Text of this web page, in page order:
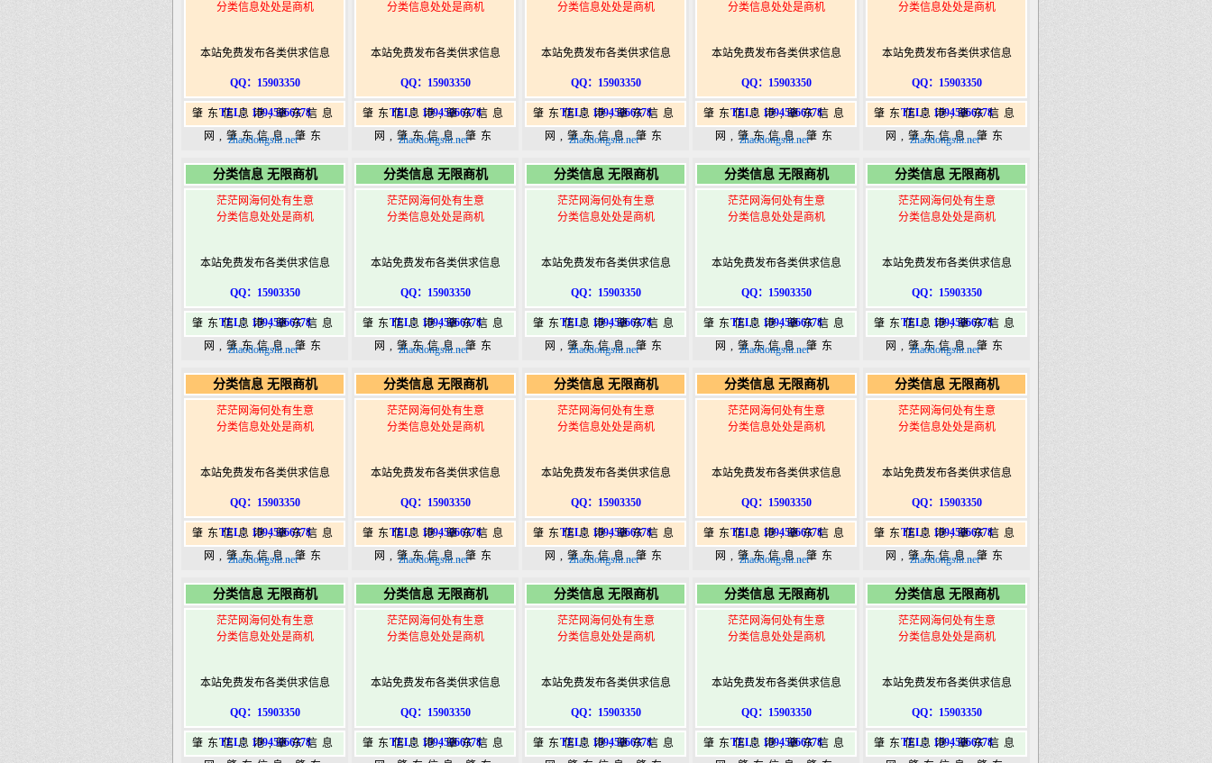
分类信息处处是商机
本站免费发布各类供求信息
QQ：15903350
TEL：15945066378
肇东信息港,肇东信息
网,肇东信息,肇东
港|www.zhaodongshi.com
zhaodongshi.net
分类信息处处是商机
本站免费发布各类供求信息
QQ：15903350
TEL：15945066378
肇东信息港,肇东信息
网,肇东信息,肇东
港|www.zhaodongshi.com
zhaodongshi.net
分类信息处处是商机
本站免费发布各类供求信息
QQ：15903350
TEL：15945066378
肇东信息港,肇东信息
网,肇东信息,肇东
港|www.zhaodongshi.com
zhaodongshi.net
分类信息处处是商机
本站免费发布各类供求信息
QQ：15903350
TEL：15945066378
肇东信息港,肇东信息
网,肇东信息,肇东
港|www.zhaodongshi.com
zhaodongshi.net
分类信息处处是商机
本站免费发布各类供求信息
QQ：15903350
TEL：15945066378
肇东信息港,肇东信息
网,肇东信息,肇东
港|www.zhaodongshi.com
zhaodongshi.net
分类信息 无限商机
茫茫网海何处有生意
分类信息处处是商机
本站免费发布各类供求信息
QQ：15903350
TEL：15945066378
肇东信息港,肇东信息
网,肇东信息,肇东
港|www.zhaodongshi.com
zhaodongshi.net
分类信息 无限商机
茫茫网海何处有生意
分类信息处处是商机
本站免费发布各类供求信息
QQ：15903350
TEL：15945066378
肇东信息港,肇东信息
网,肇东信息,肇东
港|www.zhaodongshi.com
zhaodongshi.net
分类信息 无限商机
茫茫网海何处有生意
分类信息处处是商机
本站免费发布各类供求信息
QQ：15903350
TEL：15945066378
肇东信息港,肇东信息
网,肇东信息,肇东
港|www.zhaodongshi.com
zhaodongshi.net
分类信息 无限商机
茫茫网海何处有生意
分类信息处处是商机
本站免费发布各类供求信息
QQ：15903350
TEL：15945066378
肇东信息港,肇东信息
网,肇东信息,肇东
港|www.zhaodongshi.com
zhaodongshi.net
分类信息 无限商机
茫茫网海何处有生意
分类信息处处是商机
本站免费发布各类供求信息
QQ：15903350
TEL：15945066378
肇东信息港,肇东信息
网,肇东信息,肇东
港|www.zhaodongshi.com
zhaodongshi.net
分类信息 无限商机
茫茫网海何处有生意
分类信息处处是商机
本站免费发布各类供求信息
QQ：15903350
TEL：15945066378
肇东信息港,肇东信息
网,肇东信息,肇东
港|www.zhaodongshi.com
zhaodongshi.net
分类信息 无限商机
茫茫网海何处有生意
分类信息处处是商机
本站免费发布各类供求信息
QQ：15903350
TEL：15945066378
肇东信息港,肇东信息
网,肇东信息,肇东
港|www.zhaodongshi.com
zhaodongshi.net
分类信息 无限商机
茫茫网海何处有生意
分类信息处处是商机
本站免费发布各类供求信息
QQ：15903350
TEL：15945066378
肇东信息港,肇东信息
网,肇东信息,肇东
港|www.zhaodongshi.com
zhaodongshi.net
分类信息 无限商机
茫茫网海何处有生意
分类信息处处是商机
本站免费发布各类供求信息
QQ：15903350
TEL：15945066378
肇东信息港,肇东信息
网,肇东信息,肇东
港|www.zhaodongshi.com
zhaodongshi.net
分类信息 无限商机
茫茫网海何处有生意
分类信息处处是商机
本站免费发布各类供求信息
QQ：15903350
TEL：15945066378
肇东信息港,肇东信息
网,肇东信息,肇东
港|www.zhaodongshi.com
zhaodongshi.net
分类信息 无限商机
茫茫网海何处有生意
分类信息处处是商机
本站免费发布各类供求信息
QQ：15903350
TEL：15945066378
肇东信息港,肇东信息
分类信息 无限商机
茫茫网海何处有生意
分类信息处处是商机
本站免费发布各类供求信息
QQ：15903350
TEL：15945066378
肇东信息港,肇东信息
分类信息 无限商机
茫茫网海何处有生意
分类信息处处是商机
本站免费发布各类供求信息
QQ：15903350
TEL：15945066378
肇东信息港,肇东信息
分类信息 无限商机
茫茫网海何处有生意
分类信息处处是商机
本站免费发布各类供求信息
QQ：15903350
TEL：15945066378
肇东信息港,肇东信息
分类信息 无限商机
茫茫网海何处有生意
分类信息处处是商机
本站免费发布各类供求信息
QQ：15903350
TEL：15945066378
肇东信息港,肇东信息